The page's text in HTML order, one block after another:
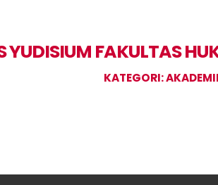
YUDISIUM FAKULTAS
KATEGORI: